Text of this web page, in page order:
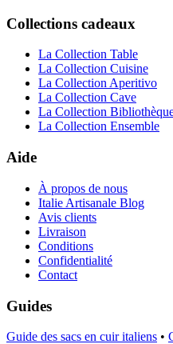
Collections cadeaux
La Collection Table
La Collection Cuisine
La Collection Aperitivo
La Collection Cave
La Collection
La Collection Ensemble
Aide
À propos de nous
Italie Artisanale Blog
Avis clients
Livraison
Conditions
Confidentialité
Contact
Guides
Guide des sacs en cuir italiens •